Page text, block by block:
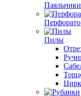
Пилы